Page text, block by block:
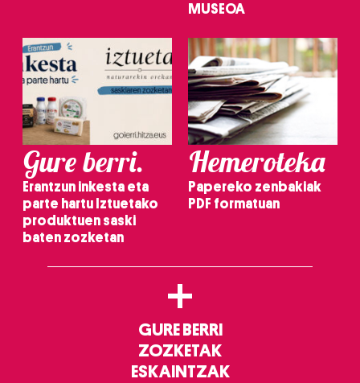
MUSEOA
Gure berri.
Erantzun inkesta eta
parte hartu Iztuetako
produktuen saski
baten zozketan
Hemeroteka
Papereko zenbakiak
PDF formatuan
+
GURE BERRI
ZOZKETAK
ESKAINTZAK